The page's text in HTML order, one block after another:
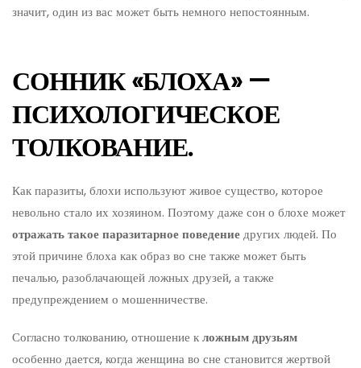
значит, один из вас может быть немного непостоянным.
СОННИК «БЛОХА» —
ПСИХОЛОГИЧЕСКОЕ
ТОЛКОВАНИЕ.
Как паразиты, блохи используют живое существо, которое
невольно стало их хозяином. Поэтому даже сон о блохе может
отражать такое паразитарное поведениедругих людей. По
этой причине блоха как образ во сне также может быть
печалью, разоблачающей ложных друзей, а также
предупреждением о мошенничестве.
Согласно толкованию, отношение кложным друзьям
особенно дается, когда женщина во сне становится жертвой